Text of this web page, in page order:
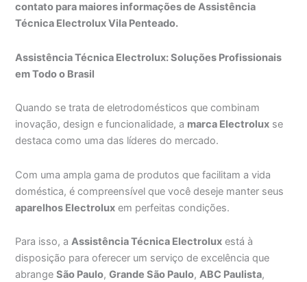
contato para maiores informações de Assistência
Técnica Electrolux Vila Penteado.
Assistência Técnica Electrolux: Soluções Profissionais
em Todo o Brasil
Quando se trata de eletrodomésticos que combinam
inovação, design e funcionalidade, a marca Electrolux se
destaca como uma das líderes do mercado.
Com uma ampla gama de produtos que facilitam a vida
doméstica, é compreensível que você deseje manter seus
aparelhos Electrolux em perfeitas condições.
Para isso, aAssistência Técnica Electrolux está à
disposição para oferecer um serviço de excelência que
abrangeSão Paulo,Grande São Paulo,ABC Paulista,